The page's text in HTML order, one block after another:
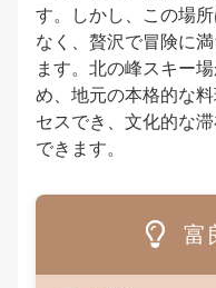
す。しかし、この場
なく、贅沢で冒険に
ます。北の峰スキー
め、地元の本格的な
セスでき、文化的な
できます。
富